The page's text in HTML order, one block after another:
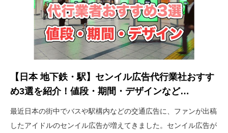
【日本 地下鉄・駅】センイル広告代行業社おすす
め3選を紹介！値段・期間・デザインなど…
最近日本の街中でバスや駅構内などの交通広告に、ファンが出稿
したアイドルのセンイル広告が増えてきました。センイル広告が